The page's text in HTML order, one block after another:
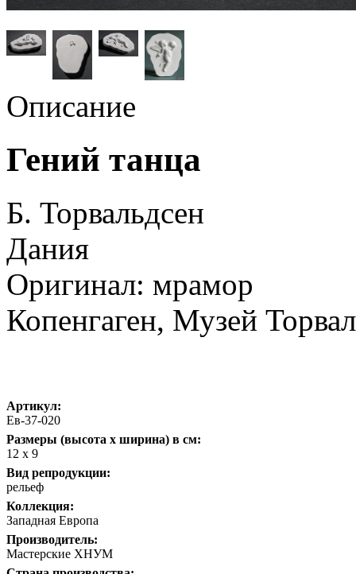
Описание
Гений танца
Б. Торвальдсен
Дания
Оригинал: мрамор
Копенгаген, Музей
Артикул:
Ев-37-020
Размеры (высота х ширина) в см:
12 х 9
Вид репродукции:
рельеф
Коллекция:
Западная Европа
Производитель:
Мастерские ХНУМ